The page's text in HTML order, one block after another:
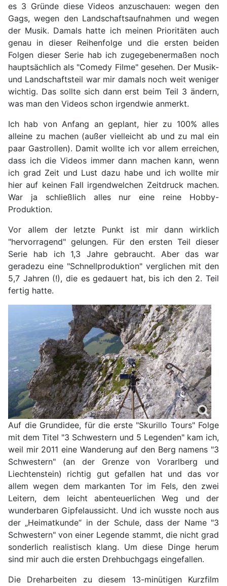
es 3 Gründe diese Videos anzuschauen: wegen den
Gags, wegen den Landschaftsaufnahmen und wegen
der Musik. Damals hatte ich meinen Prioritäten auch
genau in dieser Reihenfolge und die ersten beiden
Folgen dieser Serie hab ich zugegebenermaßen noch
hauptsächlich als "Comedy Filme" gesehen. Der Musik-
und Landschaftsteil war mir damals noch weit weniger
wichtig. Das sollte sich dann erst beim Teil 3 ändern,
was man den Videos schon irgendwie anmerkt.
Ich hab von Anfang an geplant, hier zu 100% alles
alleine zu machen (außer vielleicht ab und zu mal ein
paar Gastrollen). Damit wollte ich vor allem erreichen,
dass ich die Videos immer dann machen kann, wenn
ich grad Zeit und Lust dazu habe und ich wollte mir
hier auf keinen Fall irgendwelchen Zeitdruck machen.
War ja schließlich alles nur eine reine Hobby-
Produktion.
Vor allem der letzte Punkt ist mir dann wirklich
"hervorragend" gelungen. Für den ersten Teil dieser
Serie hab ich 1,3 Jahre gebraucht. Aber das war
geradezu eine "Schnellproduktion" verglichen mit den
5,7 Jahren (!), die es gedauert hat, bis ich den 2. Teil
fertig hatte.
Auf die Grundidee, für die erste "Skurillo Tours" Folge
mit dem Titel "3 Schwestern und 5 Legenden" kam ich,
weil mir 2011 eine Wanderung auf den Berg namens "3
Schwestern" (an der Grenze von Vorarlberg und
Liechtenstein) richtig gut gefallen hat und das vor
allem wegen dem markanten Tor im Fels, den zwei
Leitern, dem leicht abenteuerlichen Weg und der
wunderbaren Gipfelaussicht. Und ich wusste noch aus
der „Heimatkunde“ in der Schule, dass der Name "3
Schwestern" von einer Legende stammt, die nicht grad
sonderlich realistisch klang. Um diese Dinge herum
sind mir auch die ersten Drehbuchgags eingefallen.
Die Dreharbeiten zu diesem 13-minütigen Kurzfilm